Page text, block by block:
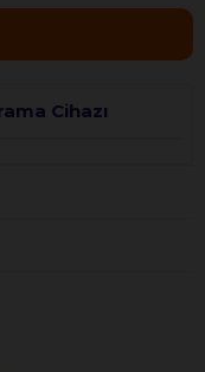
Cihazı